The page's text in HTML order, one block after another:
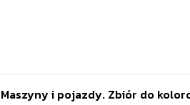
Maszyny i pojazdy. Zbiór do